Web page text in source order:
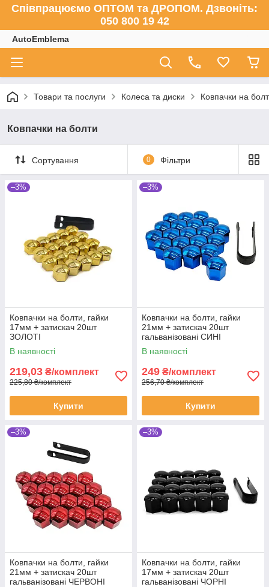
Співпрацюємо ОПТОМ та ДРОПОМ. Дзвоніть:
050 800 19 42
AutoEmblema
Товари та послуги Колеса та диски Ковпачки на
Ковпачки на болти
Сортування 0 Фільтри
–3%
Ковпачки на болти, гайки
17мм + затискач 20шт
ЗОЛОТІ
В наявності
219,03 ₴/комплект
225,80 ₴/комплект
Купити
–3%
Ковпачки на болти, гайки
21мм + затискач 20шт
гальванізовані СИНІ
В наявності
249 ₴/комплект
256,70 ₴/комплект
Купити
–3%
Ковпачки на болти, гайки
21мм + затискач 20шт
гальванізовані ЧЕРВОНІ
–3%
Ковпачки на болти, гайки
17мм + затискач 20шт
гальванізовані ЧОРНІ